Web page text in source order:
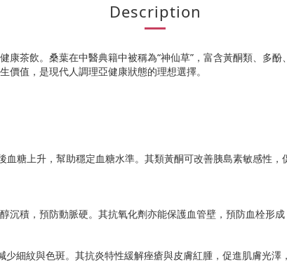
Description
茶飲。桑葉在中醫典籍中被稱為“神仙草”，富含黃酮類、多
值，是現代人調理亞健康狀態的理想選擇。
糖上升，幫助穩定血糖水準。其類黃酮可改善胰島素敏感性
積，預防動脈硬。其抗氧化劑亦能保護血管壁，預防血栓形成
細紋與色斑。其抗炎特性緩解痤瘡與皮膚紅腫，促進肌膚光澤